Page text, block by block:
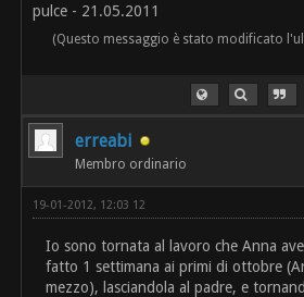
pulce - 21.05.2011
(Questo messaggio è stato modificato
erreabi
Membro ordinario
19-01-2012, 12:03 12
Io sono tornata al lavoro che Anna
fatto 1 settimana ai primi di ottobre
mezzo), lasciandola al padre, e